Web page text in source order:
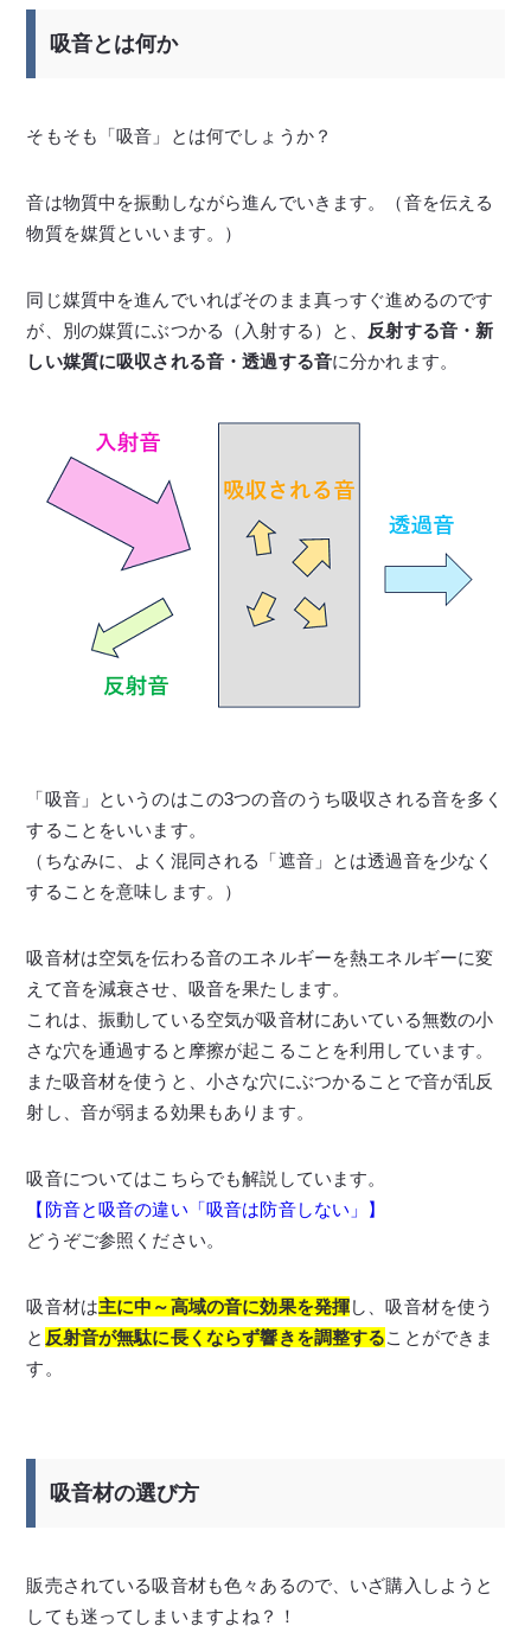
吸音とは何か
そもそも「吸音」とは何でしょうか？
音は物質中を振動しながら進んでいきます。（音を伝える
物質を媒質といいます。）
同じ媒質中を進んでいればそのまま真っすぐ進めるのです
が、別の媒質にぶつかる（入射する）と、
反射する音・新
しい媒質に吸収される音・透過する音に分かれます。
「吸音」というのはこの3つの音のうち吸収される音を多く
することをいいます。
（ちなみに、よく混同される「遮音」とは透過音を少なく
することを意味します。）
吸音材は空気を伝わる音のエネルギーを熱エネルギーに変
えて音を減衰させ、吸音を果たします。
これは、振動している空気が吸音材にあいている無数の小
さな穴を通過すると摩擦が起こることを利用しています。
また吸音材を使うと、小さな穴にぶつかることで音が乱反
射し、音が弱まる効果もあります。
吸音についてはこちらでも解説しています。
【防音と吸音の違い「吸音は防音しない」】
どうぞご参照ください。
吸音材は主に中～高域の音に効果を発揮し、吸音材を使う
と 反射音が無駄に長くならず響きを調整することができま
す。
吸音材の選び方
販売されている吸音材も色々あるので、いざ購入しようと
しても迷ってしまいますよね？！